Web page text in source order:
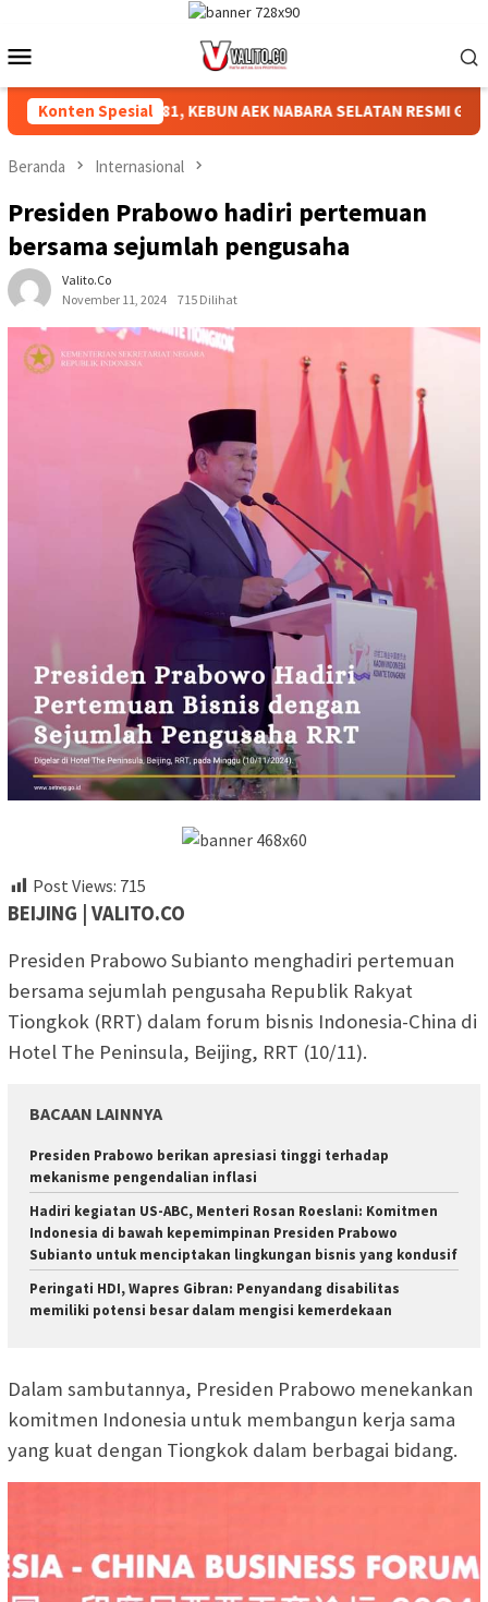
konten
Mobile
Konten Spesial
KE-81, KEBUN AEK NABARA SELATAN RESMI GELAR
Beranda Internasional
Presiden Prabowo hadiri pertemuan
bersama sejumlah pengusaha
Valito.co
November 11, 2024
715 Dilihat
Post Views: 715
BEIJING | VALITO.CO
Presiden Prabowo Subianto menghadiri pertemuan
bersama sejumlah pengusaha Republik Rakyat
Tiongkok (RRT) dalam forum bisnis Indonesia-China di
Hotel The Peninsula, Beijing, RRT (10/11).
BACAAN LAINNYA
Presiden Prabowo berikan apresiasi tinggi terhadap
mekanisme pengendalian inflasi
Hadiri kegiatan US-ABC, Menteri Rosan Roeslani: Komitmen
Indonesia di bawah kepemimpinan Presiden Prabowo
Subianto untuk menciptakan lingkungan bisnis yang kondusif
Peringati HDI, Wapres Gibran: Penyandang disabilitas
memiliki potensi besar dalam mengisi kemerdekaan
Dalam sambutannya, Presiden Prabowo menekankan
komitmen Indonesia untuk membangun kerja sama
yang kuat dengan Tiongkok dalam berbagai bidang.